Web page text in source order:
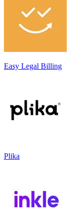
Easy Legal Billing
Plika